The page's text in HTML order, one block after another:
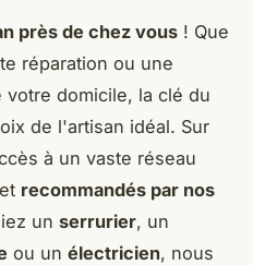
près de chez vous ! Que
réparation ou une
domicile, la clé du
de l'artisan idéal. Sur
à un vaste réseau
et recommandés par nos
un serrurier, un
ou un électricien, nous